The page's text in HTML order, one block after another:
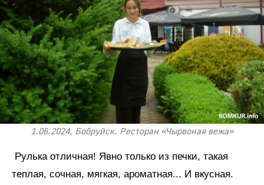
1.06.2024. Бобруйск. Ресторан «Чырвоная вежа»
Рулька отличная! Явно только из печки, такая
теплая, сочная, мягкая, ароматная... И вкусная.